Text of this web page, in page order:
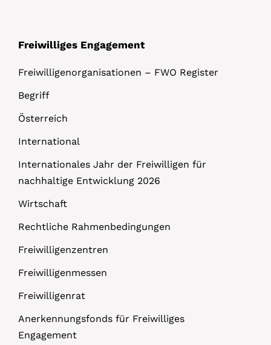
Freiwilliges Engagement
Freiwilligenorganisationen – FWO Register
Begriff
Österreich
International
Internationales Jahr der Freiwilligen für
nachhaltige Entwicklung 2026
Wirtschaft
Rechtliche Rahmenbedingungen
Freiwilligenzentren
Freiwilligenmessen
Freiwilligenrat
Anerkennungsfonds für Freiwilliges
Engagement